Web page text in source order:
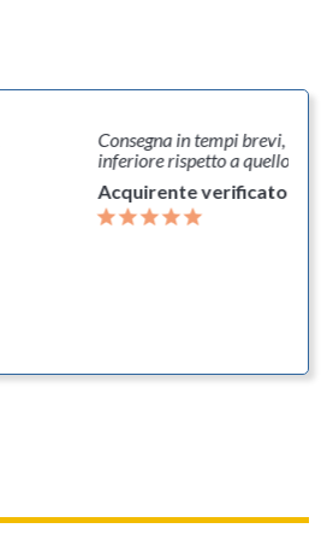
Consegna in tempi brevi,
inferiore rispetto a quello
Acquirente verificato